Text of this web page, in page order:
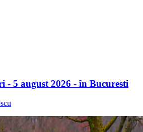
- 5 august 2026 - în Bucuresti